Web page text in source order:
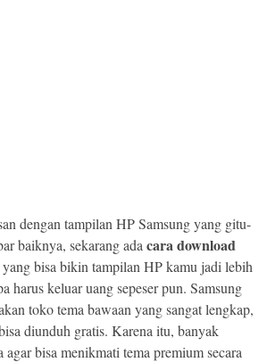
dengan tampilan HP Samsung yang gitu-
baiknya, sekarang ada cara download
yang bisa bikin tampilan HP kamu jadi lebih
harus keluar uang sepeser pun. Samsung
toko tema bawaan yang sangat lengkap,
diunduh gratis. Karena itu, banyak
agar bisa menikmati tema premium secara